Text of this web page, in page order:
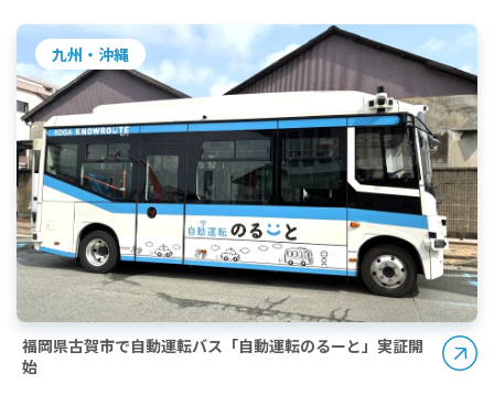
九州・沖縄
福岡県古賀市で自動運転バス「自動運転のるーと」実証開
始